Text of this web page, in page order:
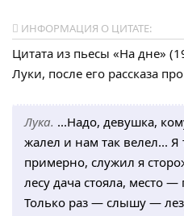
ИНФОРМАЦИЯ О ЦИТАТЕ:
Цитата из пьесы «На дне»
Луки, после его рассказа
Лука. ...Надо, девушка,
жалел и нам так велел...
примерно, служил я
лесу дача стояла, место
Только раз — слышу —